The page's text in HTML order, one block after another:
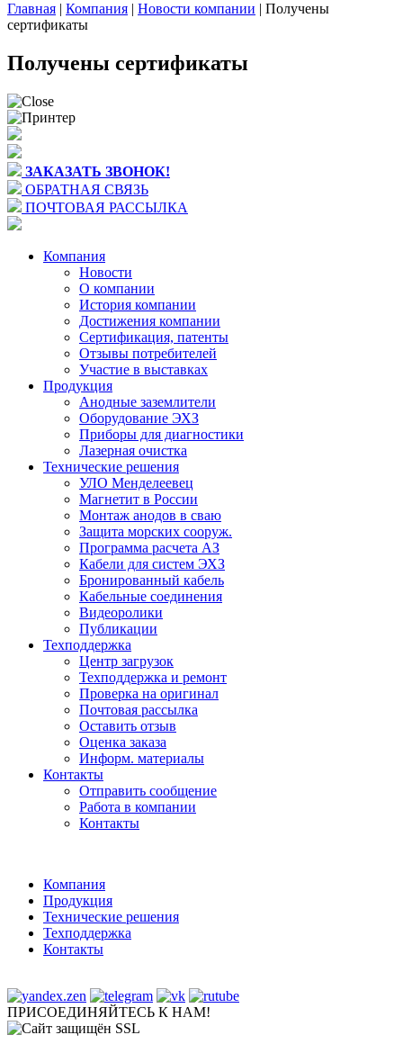
Главная | Компания | Новости компании | Получены
сертификаты
Получены сертификаты
ЗАКАЗАТЬ ЗВОНОК!
ОБРАТНАЯ СВЯЗЬ
ПОЧТОВАЯ РАССЫЛКА
Компания
Новости
О компании
История компании
Достижения компании
Сертификация, патенты
Отзывы потребителей
Участие в выставках
Продукция
Анодные заземлители
Оборудование ЭХЗ
Приборы для диагностики
Лазерная очистка
Технические решения
УЛО Менделеевец
Магнетит в России
Монтаж анодов в сваю
Защита морских сооруж.
Программа расчета АЗ
Кабели для систем ЭХЗ
Бронированный кабель
Кабельные соединения
Видеоролики
Публикации
Техподдержка
Центр загрузок
Техподдержка и ремонт
Проверка на оригинал
Почтовая рассылка
Оставить отзыв
Оценка заказа
Информ. материалы
Контакты
Отправить сообщение
Работа в компании
Контакты
Компания
Продукция
Технические решения
Техподдержка
Контакты
ПРИСОЕДИНЯЙТЕСЬ К НАМ!